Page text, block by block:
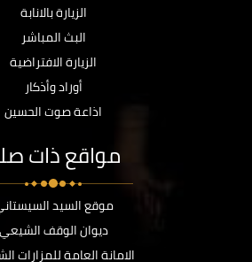
الزيارة بالانابة
البث المباشر
الزيارة الافتراضية
أوراد وأذكار
اذاعة صوت الحسين
مواقع ذات
موقع السيد
ديوان الوقف الشيعي
الامانة العامة للمزارات